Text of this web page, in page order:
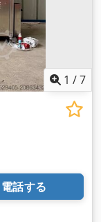
1 /7
電話する